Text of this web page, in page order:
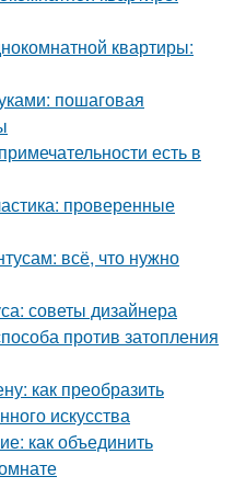
квартиры:
пошаговая
есть в
проверенные
всё, что нужно
советы дизайнера
против затопления
как преобразить
искусства
как объединить